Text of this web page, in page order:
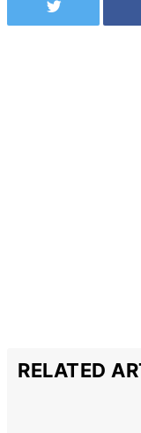
RELATED